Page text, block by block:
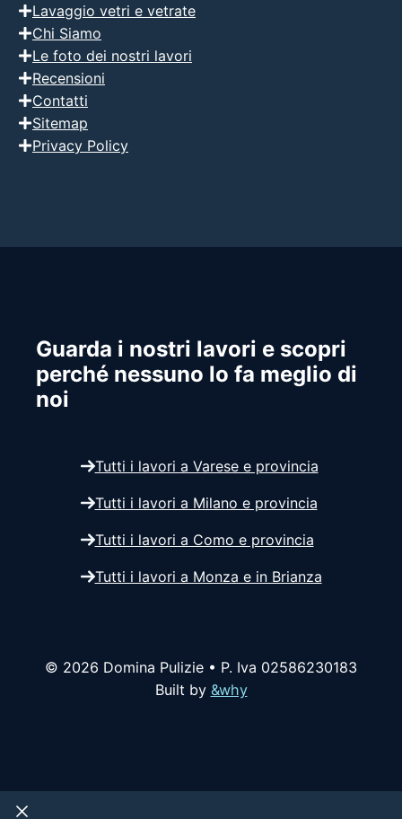
Lavaggio vetri e vetrate
Chi Siamo
Le foto dei nostri lavori
Recensioni
Contatti
Sitemap
Privacy Policy
Guarda i nostri lavori e scopri
perché nessuno lo fa meglio di
noi
Tutti i lavori a Varese e provincia
Tutti i lavori a Milano e provincia
Tutti i lavori a Como e provincia
Tutti i lavori a Monza e in Brianza
© 2026 Domina Pulizie • P. Iva 02586230183
Built by &why